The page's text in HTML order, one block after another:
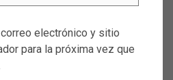
correo electrónico y sitio
para la próxima vez que